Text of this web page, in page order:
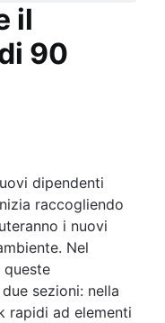
il
90
dipendenti
raccogliendo
i nuovi
Nel
sezioni: nella
rapidi ad elementi